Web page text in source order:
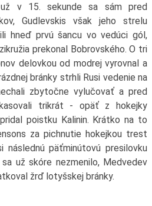
v 15. sekunde sa sám pred
Gudlevskis však jeho strelu
hneď prvú šancu vo vedúci gól,
prekonal Bobrovského. O tri
delovkou od modrej vyrovnal a
bránky strhli Rusi vedenie na
zbytočne vylučovať a pred
trikrát - opäť z hokejky
poistku Kalinin. Krátko na to
za pichnutie hokejkou trest
následnú päťminútovú presilovku
už skóre nezmenilo, Medvedev
žrď lotyšskej bránky.